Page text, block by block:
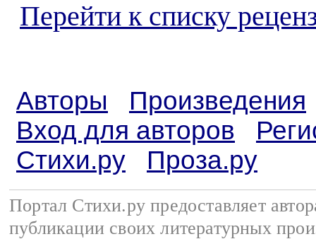
Перейти к списку
Авторы
Произведения
Вход для авторов
Стихи.ру
Проза.ру
Портал Стихи.ру предоставляет
публикации своих литературных